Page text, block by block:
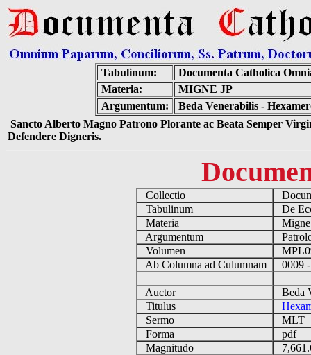
Tabulinum:
Documenta Catholica
Materia:
MIGNE JP
Argumentum:
Beda Venerabilis -
Sancto Alberto Magno Patrono Plorante ac Beata Semper
Defendere Digneris.
Collectio
Tabulinum
De
Materia
Argumentum
Volumen
Ab Columna ad Culumnam
0009
Auctor
Beda
Titulus
Sermo
MLT
Forma
pdf
Magnitudo